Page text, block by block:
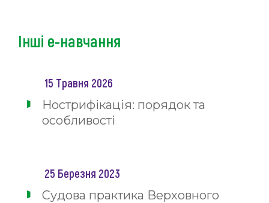
Інші е-навчання
15 Травня 2026
Нострифікація: порядок та
особливості
25 Березня 2023
Судова практика Верховного